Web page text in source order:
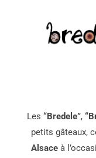
Les “Bredele”,
petits gâteaux,
Alsaceà